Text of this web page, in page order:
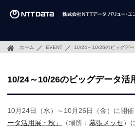
ホーム EVENT 10/24～10/26のビッグデ
10/24～10/26のビッグデータ活
10月24日（水）～10月26日（金）に開催
ータ活用展・秋」
（場所： 幕張メッセ）